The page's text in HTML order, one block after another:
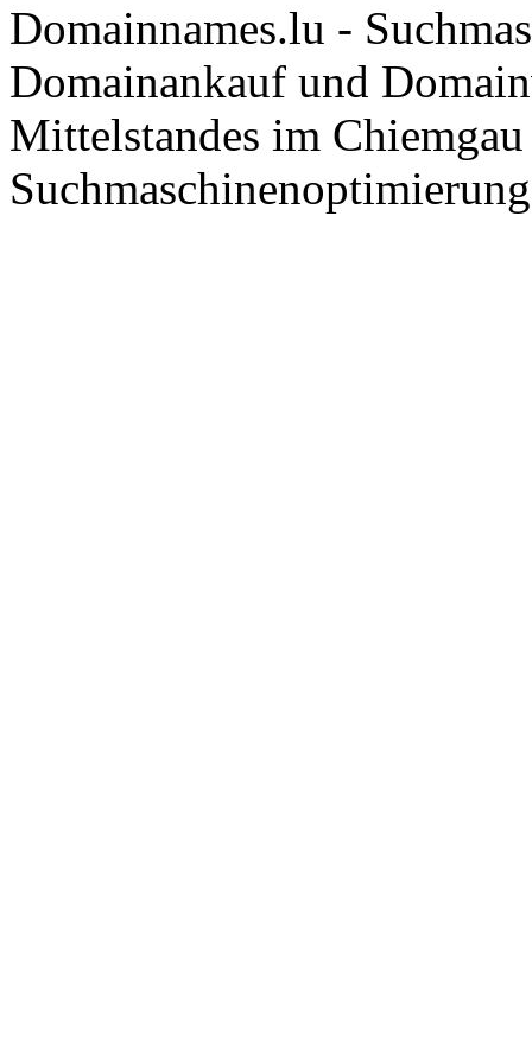
Domainnames.lu -
Domainankauf und
Mittelstandes im
Suchmaschinenoptimierung